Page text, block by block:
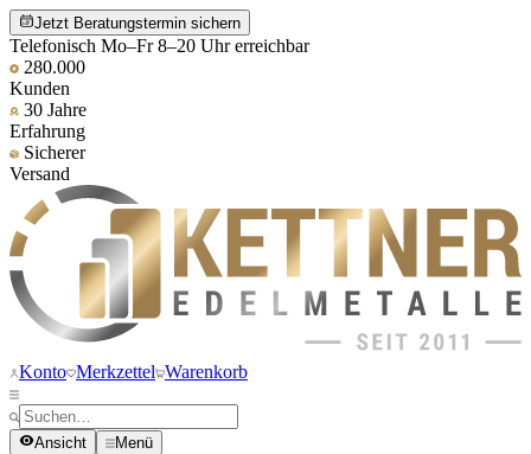
Jetzt Beratungstermin sichern
Telefonisch Mo–Fr 8–20 Uhr erreichbar
280.000
Kunden
30 Jahre
Erfahrung
Sicherer
Versand
Konto Merkzettel Warenkorb
Ansicht Menü